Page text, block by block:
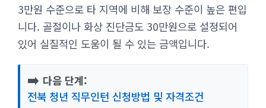
3만원 수준으로 타 지역에 비해 보장 수준이 높은 편입
니다. 골절이나 화상 진단금도 30만원으로 설정되어
있어 실질적인 도움이 될 수 있는 금액입니다.
➡️ 다음 단계:
전북 청년 직무인턴 신청방법 및 자격조건